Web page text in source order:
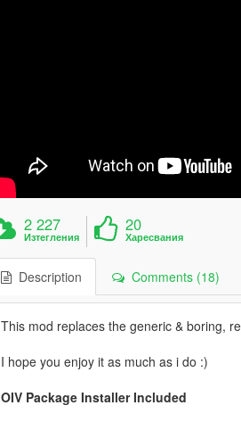
2 227
Изтегления
20
Харесвания
Description Comments (18)
This mod replaces the generic & boring,
I hope you enjoy it as much as i do :)
OIV Package Installer Included